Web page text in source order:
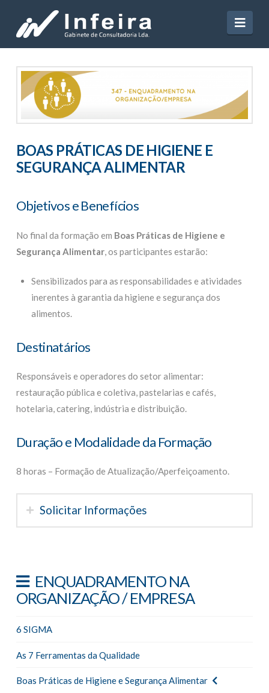
BOAS PRÁTICAS DE HIGIENE E
SEGURANÇA ALIMENTAR
Objetivos e Benefícios
No final da formação em Boas Práticas de Higiene e
Segurança Alimentar, os participantes estarão:
Sensibilizados para as responsabilidades e atividades
inerentes à garantia da higiene e segurança dos
alimentos.
Destinatários
Responsáveis e operadores do setor alimentar:
restauração pública e coletiva, pastelarias e cafés,
hotelaria, catering, indústria e distribuição.
Duração e Modalidade da Formação
8 horas – Formação de Atualização/Aperfeiçoamento.
Solicitar Informações
ENQUADRAMENTO NA
ORGANIZAÇÃO / EMPRESA
6 SIGMA
As 7 Ferramentas da Qualidade
Boas Práticas de Higiene e Segurança Alimentar